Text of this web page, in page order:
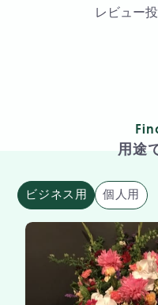
レビュー
用途
ビジネス用 個人用